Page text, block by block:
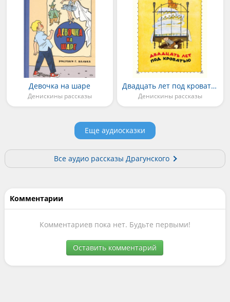
Девочка на шаре
Денискины рассказы
Двадцать лет под кроватью
Денискины рассказы
Еще аудиосказки
Все аудио рассказы Драгунского
Комментарии
Комментариев пока нет. Будьте первыми!
Оставить комментарий